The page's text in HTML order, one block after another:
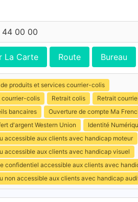
44 00 00
La Carte Route Bureau
produits et services courrier-colis
courrier-colis
Retrait colis
Retrait
bancaires
Ouverture de compte Ma
d'argent Western Union
Identité
accessible aux clients avec handicap moteur
accessible aux clients avec handicap visuel
confidentiel accessible aux clients avec
non accessible aux clients avec handicap